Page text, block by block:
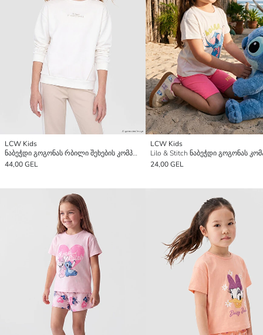
LCW Kids
ნაბეჭდი გოგონას რბილი შეხების კომპლექტი
44,00 GEL
LCW Kids
24,00 GEL